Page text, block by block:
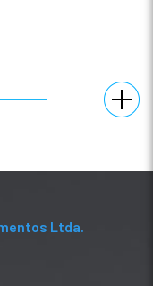
Ltda.